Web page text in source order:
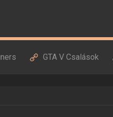
GTA V Csalások